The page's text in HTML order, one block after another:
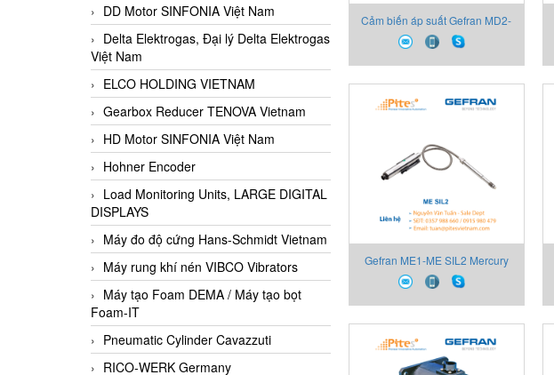
DD Motor SINFONIA Việt Nam
Delta Elektrogas, Đại lý Delta Elektrogas
Việt Nam
ELCO HOLDING VIETNAM
Gearbox Reducer TENOVA Vietnam
HD Motor SINFONIA Việt Nam
Hohner Encoder
Load Monitoring Units, LARGE DIGITAL
DISPLAYS
Máy đo độ cứng Hans-Schmidt Vietnam
Máy rung khí nén VIBCO Vibrators
Máy tạo Foam DEMA / Máy tạo bọt
Foam-IT
Pneumatic Cylinder Cavazzuti
RICO-WERK Germany
Cảm biến áp suất Gefran MD2-
5-M-B05C-1-4-D 2130X000X00
Gefran ME1-ME SIL2 Mercury
Filled Gefran Việt Nam